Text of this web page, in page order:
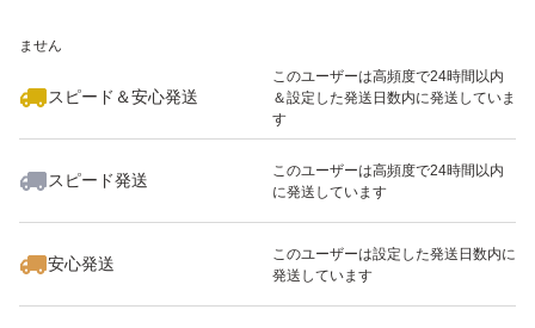
ません
スピード＆安心発送
このユーザーは高頻度で24時間以内
＆設定した発送日数内に発送していま
す
スピード発送
このユーザーは高頻度で24時間以内
に発送しています
安心発送
このユーザーは設定した発送日数内に
発送しています
いいね！
650